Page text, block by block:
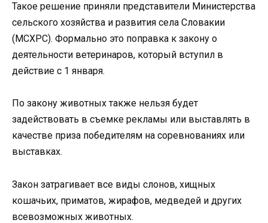
Такое решение приняли представители Министерства
сельского хозяйства и развития села Словакии
(МСХРС). Формально это поправка к закону о
деятельности ветеринаров, который вступил в
действие с 1 января.
По закону животных также нельзя будет
задействовать в съемке рекламы или выставлять в
качестве приза победителям на соревнованиях или
выставках.
Закон затрагивает все виды слонов, хищных
кошачьих, приматов, жирафов, медведей и других
всевозможных животных.